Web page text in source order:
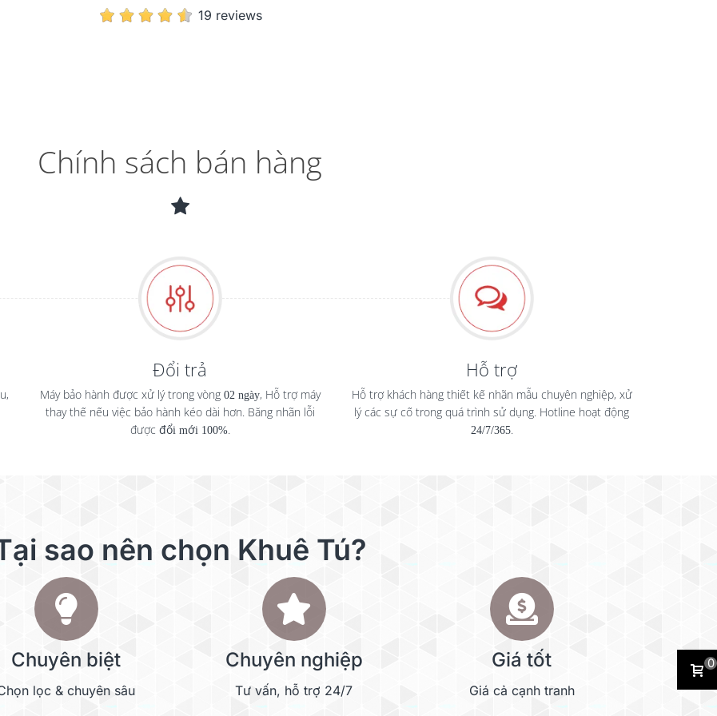
Chính sách bán hàng
Đổi trả
Máy bảo hành được xử lý trong vòng 02 ngày, Hỗ trợ máy
thay thế nếu việc bảo hành kéo dài hơn. Băng nhãn lỗi
được đổi mới 100%.
Hỗ trợ
Hỗ trợ khách hàng thiết kế nhãn mẫu chuyên nghiệp, xử
lý các sự cố trong quá trình sử dụng. Hotline hoạt động
24/7/365.
sao nên chọn Khuê Tú?
Chuyên biệt
lọc & chuyên sâu
Chuyên nghiệp
Tư vấn, hỗ trợ 24/7
Giá tốt
Giá cả cạnh tranh
0